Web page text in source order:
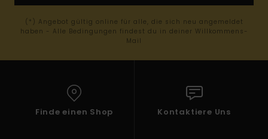
(*) Angebot gültig online für alle, die sich neu angemeldet
haben - Alle Bedingungen findest du in deiner Willkommens-
Mail
Finde einen Shop Kontaktiere Uns